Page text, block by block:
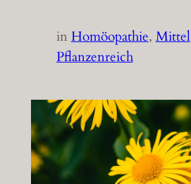
inHomöopathie, Mittel
Pflanzenreich